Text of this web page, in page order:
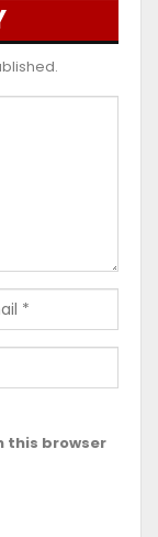
this browser